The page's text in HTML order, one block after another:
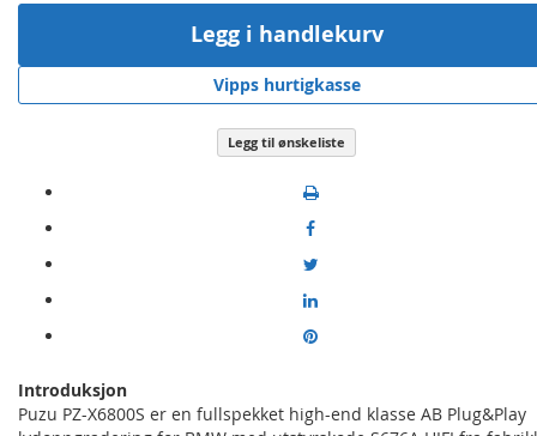
Legg i handlekurv
Vipps hurtigkasse
Legg til ønskeliste
Introduksjon
Puzu PZ-X6800S er en fullspekket high-end klasse AB Plug&Play